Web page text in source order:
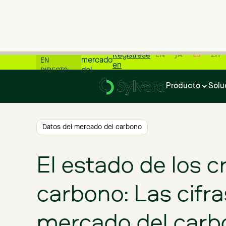
WEBINARIO
EN
DIRECTO
cifras del
mercado
del
carbono
Regístrese
en
EN JA ES ZH
Producto
Datos del mercado del carbono
El estado de los
carbono: Las